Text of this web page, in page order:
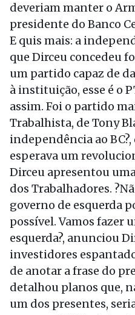
deveriam manter o
presidente do Banco
E quis mais: a
que Dirceu concedeu
um partido capaz de
à instituição, esse é o
assim. Foi o partido
Trabalhista, de Tony
independência ao
esperava um
Dirceu apresentou
dos Trabalhadores.
governo de esquerda
possível. Vamos fazer
esquerda?, anunciou
investidores
de anotar a frase do
detalhou planos que,
um dos presentes,